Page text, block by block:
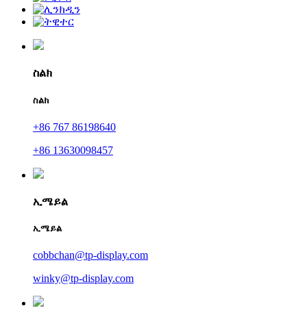
ስልክ
ስልክ
+86 767 86198640
+86 13630098457
ኢሜይል
ኢሜይል
cobbchan@tp-display.com
winky@tp-display.com